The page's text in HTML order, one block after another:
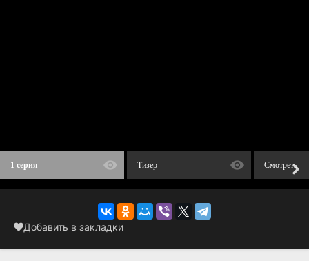
1 серия Тизер Смотреть
Добавить в закладки